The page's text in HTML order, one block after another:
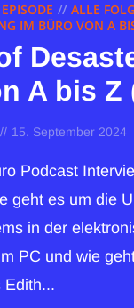
ALLE
IM BÜRO VON A
A bis Z
15. September 2024
Podcast
geht es um die
in der
PC und wie
Edith...